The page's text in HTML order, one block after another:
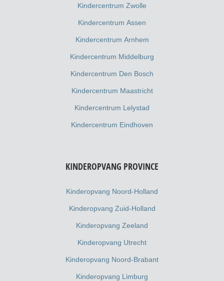
Kindercentrum Zwolle
Kindercentrum Assen
Kindercentrum Arnhem
Kindercentrum Middelburg
Kindercentrum Den Bosch
Kindercentrum Maastricht
Kindercentrum Lelystad
Kindercentrum Eindhoven
KINDEROPVANG PROVINCE
Kinderopvang Noord-Holland
Kinderopvang Zuid-Holland
Kinderopvang Zeeland
Kinderopvang Utrecht
Kinderopvang Noord-Brabant
Kinderopvang Limburg